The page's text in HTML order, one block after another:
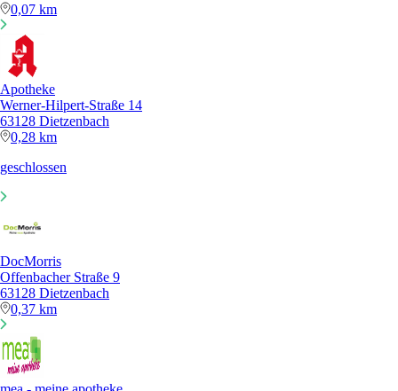
0,07 km
Apotheke
Werner-Hilpert-Straße 14
63128 Dietzenbach
0,28 km
geschlossen
DocMorris
Offenbacher Straße 9
63128 Dietzenbach
0,37 km